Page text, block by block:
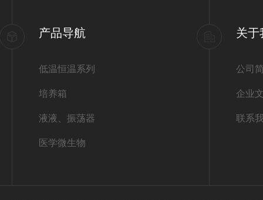
产品导航
低温恒温系列
培养箱
液液、振荡器
医学微生物
关于
公司
企业
联系